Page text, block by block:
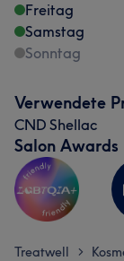
Freitag
Samstag
Sonntag
Verwendete
CND Shellac
Salon Awards
Treatwell >